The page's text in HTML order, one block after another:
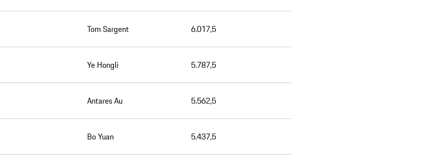
Tom Sargent 6.017,5
Ye Hongli 5.787,5
Antares Au 5.562,5
Bo Yuan 5.437,5